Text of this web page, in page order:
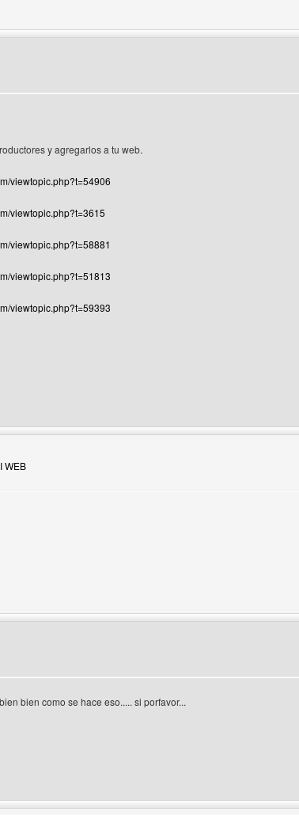
y agregarlos a tu web.
viewtopic.php?t=54906
viewtopic.php?t=3615
viewtopic.php?t=58881
viewtopic.php?t=51813
viewtopic.php?t=59393
nemesis
WEB
bien como se hace eso..... si porfavor...